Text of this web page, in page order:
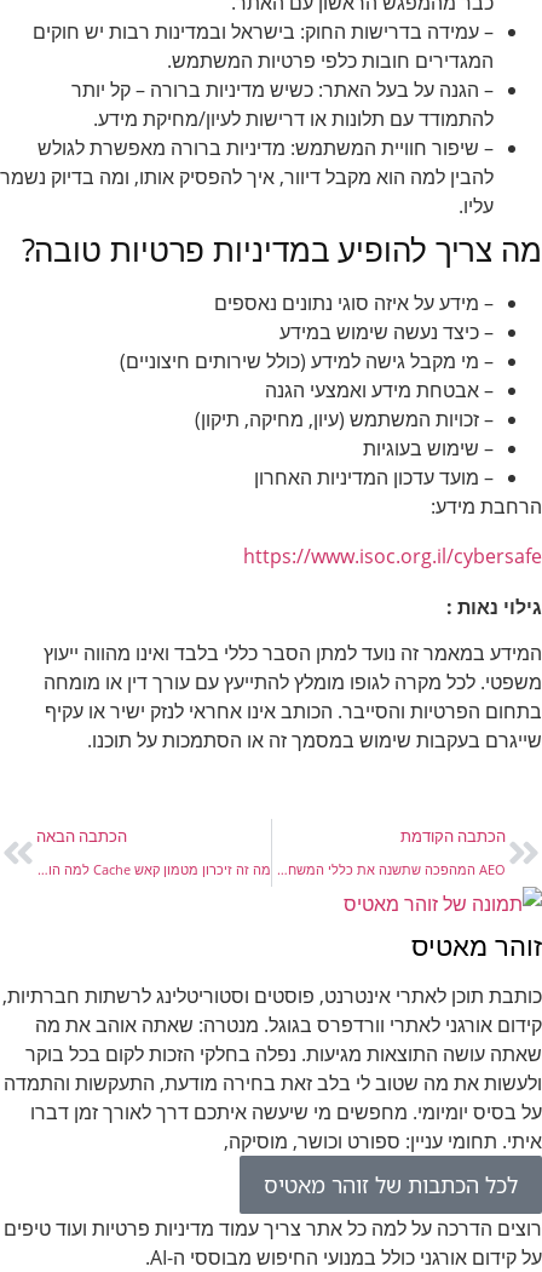
– עמידה בדרישות החוק: בישראל ובמדינות רבות יש חוקים
המגדירים חובות כלפי פרטיות המשתמש.
– הגנה על בעל האתר: כשיש מדיניות ברורה – קל יותר
להתמודד עם תלונות או דרישות לעיון/מחיקת מידע.
– שיפור חוויית המשתמש: מדיניות ברורה מאפשרת לגולש
להבין למה הוא מקבל דיוור, איך להפסיק אותו, ומה בדיוק נשמר
עליו.
מה צריך להופיע במדיניות פרטיות טובה?
– מידע על איזה סוגי נתונים נאספים
– כיצד נעשה שימוש במידע
– מי מקבל גישה למידע (כולל שירותים חיצוניים)
– אבטחת מידע ואמצעי הגנה
– זכויות המשתמש (עיון, מחיקה, תיקון)
– שימוש בעוגיות
– מועד עדכון המדיניות האחרון
הרחבת מידע:
https://www.isoc.org.il/cybersafe
גילוי נאות :
המידע במאמר זה נועד למתן הסבר כללי בלבד ואינו מהווה ייעוץ
משפטי. לכל מקרה לגופו מומלץ להתייעץ עם עורך דין או מומחה
בתחום הפרטיות והסייבר. הכותב אינו אחראי לנזק ישיר או עקיף
שייגרם בעקבות שימוש במסמך זה או הסתמכות על תוכנו.
הכתבה הקודמת
AEO המהפכה שתשנה את כללי המשחק בדיגיטל
הכתבה הבאה
מה זה זיכרון מטמון קאש Cache למה הוא חשוב
זוהר מאטיס
כותבת תוכן לאתרי אינטרנט, פוסטים וסטוריטלינג לרשתות חברתיות,
קידום אורגני לאתרי וורדפרס בגוגל. מנטרה: שאתה אוהב את מה
שאתה עושה התוצאות מגיעות. נפלה בחלקי הזכות לקום בכל בוקר
ולעשות את מה שטוב לי בלב זאת בחירה מודעת, התעקשות והתמדה
על בסיס יומיומי. מחפשים מי שיעשה איתכם דרך לאורך זמן דברו
איתי. תחומי עניין: ספורט וכושר, מוסיקה,
לכל הכתבות של זוהר מאטיס
רוצים הדרכה על למה כל אתר צריך עמוד מדיניות פרטיות ועוד טיפים
על קידום אורגני כולל במנועי החיפוש מבוססי ה-AI.